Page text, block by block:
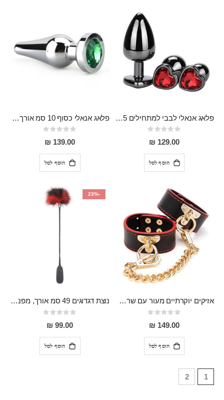
פלאג אנאלי לבבי למתחילים 7.5 סמ אורך ו2.8 סמ רוחב, מפלדת על חלד, מושחר Warner לנשים שאוהבות אנאלי אלגנטי
Rating:
0%
129.00 ₪
הוסף לסל
פלאג אנאלי כסוף 10 סמ אורך 3 סמ רוחב עם אבן סברובסקי Roger
Rating:
0%
139.00 ₪
הוסף לסל
אזיקים יוקרתיים מעור עם שרשרת זהב Oscar
Rating:
0%
149.00 ₪
הוסף לסל
-23%
נוצת דגדוגים 49 סמ אורך, מפנקת עם ספנקר Osmond
Rating:
0%
99.00 ₪
הוסף לסל
You're currently reading page1 עמוד
2